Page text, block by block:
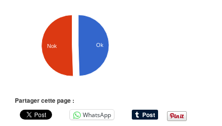
Ok
Nok
Partager cette page :
WhatsApp